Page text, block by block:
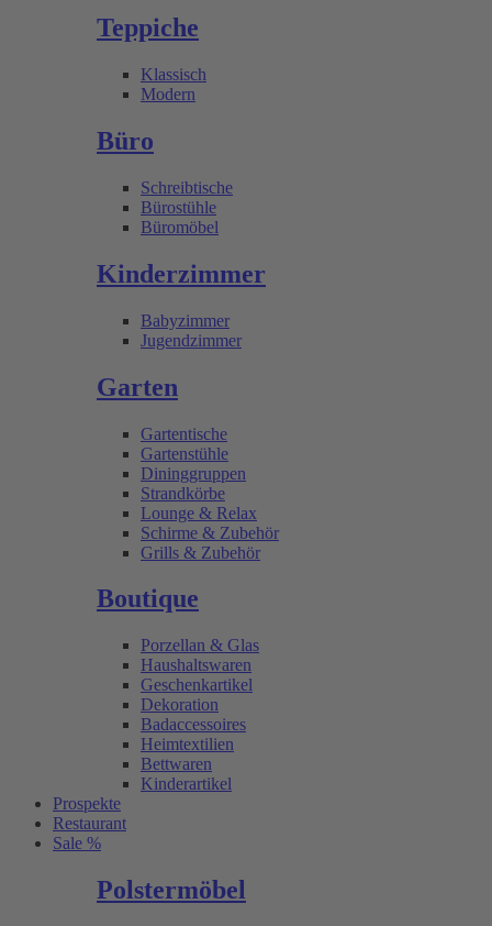
Teppiche
Klassisch
Modern
Büro
Schreibtische
Bürostühle
Büromöbel
Kinderzimmer
Babyzimmer
Jugendzimmer
Garten
Gartentische
Gartenstühle
Dininggruppen
Strandkörbe
Lounge & Relax
Schirme & Zubehör
Grills & Zubehör
Boutique
Porzellan & Glas
Haushaltswaren
Geschenkartikel
Dekoration
Badaccessoires
Heimtextilien
Bettwaren
Kinderartikel
Prospekte
Restaurant
Sale %
Polstermöbel